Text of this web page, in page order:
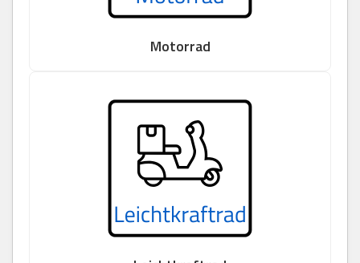
Motorrad